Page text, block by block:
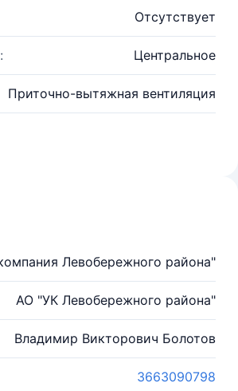
Отсутствует
Центральное
Приточно-вытяжная вентиляция
Левобережного района"
АО "УК Левобережного района"
Владимир Викторович Болотов
3663090798